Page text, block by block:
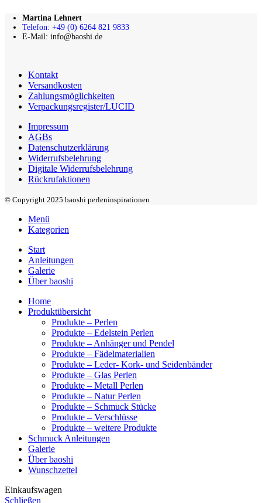
Martina Lehnert
Telefon: +49 (0) 6264 821 9833
E-Mail: info@baoshi.de
Kontakt
Versandkosten
Zahlungsmöglichkeiten
Verpackungsregister/LUCID
Impressum
AGBs
Datenschutzerklärung
Widerrufsbelehrung
Digitale Widerrufsbelehrung
Rückrufaktionen
© Copyright 2025 baoshi perleninspirationen
Menü
Kategorien
Start
Anleitungen
Galerie
Über baoshi
Home
Produktübersicht
Produkte – Perlen
Produkte – Edelstein Perlen
Produkte – Anhänger und Pendel
Produkte – Fädelmaterialien
Produkte – Leder- Kork- und Seidenbänder
Produkte – Glas Perlen
Produkte – Metall Perlen
Produkte – Natur Perlen
Produkte – Schmuck Stücke
Produkte – Verschlüsse
Produkte – weitere Produkte
Schmuck Anleitungen
Galerie
Über baoshi
Wunschzettel
Einkaufswagen
Schließen